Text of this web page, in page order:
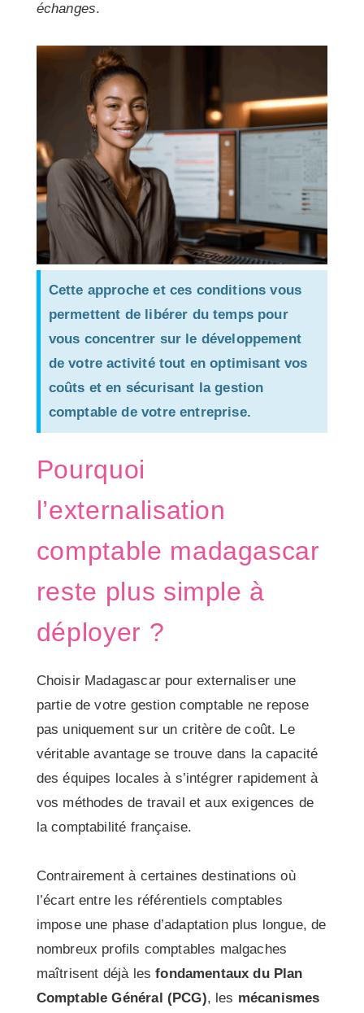
échanges.
Cette approche et ces conditions vous
permettent de libérer du temps pour
vous concentrer sur le développement
de votre activité tout en optimisant vos
coûts et en sécurisant la gestion
comptable de votre entreprise.
Pourquoi
l’externalisation
comptable madagascar
reste plus simple à
déployer ?
Choisir Madagascar pour externaliser une
partie de votre gestion comptable ne repose
pas uniquement sur un critère de coût. Le
véritable avantage se trouve dans la capacité
des équipes locales à s’intégrer rapidement à
vos méthodes de travail et aux exigences de
la comptabilité française.
Contrairement à certaines destinations où
l’écart entre les référentiels comptables
impose une phase d’adaptation plus longue, de
nombreux profils comptables malgaches
maîtrisent déjà lesfondamentaux du Plan
Comptable Général (PCG), les mécanismes